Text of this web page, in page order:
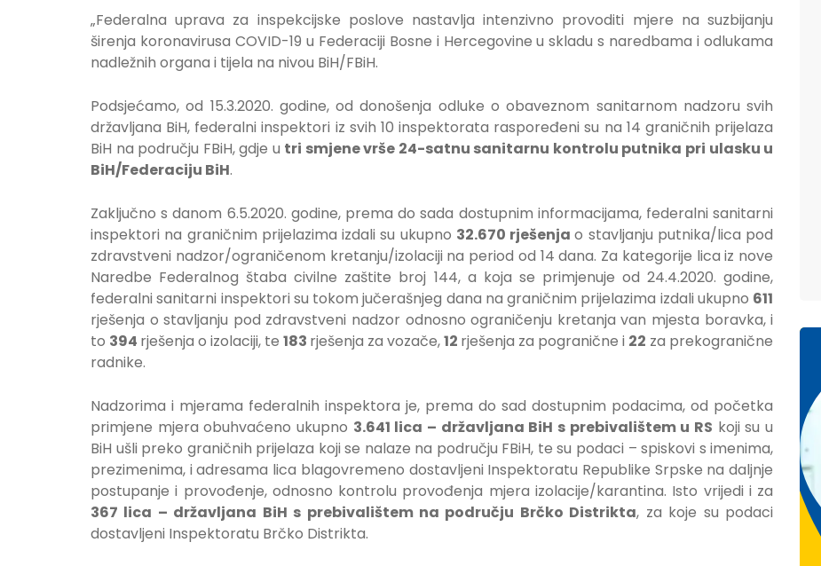
„Federalna uprava za inspekcijske poslove nastavlja intenzivno provoditi mjere na suzbijanju
širenja koronavirusa COVID-19 u Federaciji Bosne i Hercegovine u skladu s naredbama i odlukama
nadležnih organa i tijela na nivou BiH/FBiH.
Podsjećamo, od 15.3.2020. godine, od donošenja odluke o obaveznom sanitarnom nadzoru svih
državljana BiH, federalni inspektori iz svih 10 inspektorata raspoređeni su na 14 graničnih prijelaza
BiH na području FBiH, gdje u tri smjene vrše 24-satnu sanitarnu kontrolu putnika pri ulasku u
BiH/Federaciju BiH.
Zaključno s danom 6.5.2020. godine, prema do sada dostupnim informacijama, federalni sanitarni
inspektori na graničnim prijelazima izdali su ukupno 32.670 rješenjao stavljanju putnika/lica pod
zdravstveni nadzor/ograničenom kretanju/izolaciji na period od 14 dana. Za kategorije lica iz nove
Naredbe Federalnog štaba civilne zaštite broj 144, a koja se primjenuje od 24.4.2020. godine,
federalni sanitarni inspektori su tokom jučerašnjeg dana na graničnim prijelazima izdali ukupno 611
rješenja o stavljanju pod zdravstveni nadzor odnosno ograničenju kretanja van mjesta boravka, i
to 394 rješenja o izolaciji, te183 rješenja za vozače,12 rješenja za pogranične i 22 za prekogranične
radnike.
Nadzorima i mjerama federalnih inspektora je, prema do sad dostupnim podacima, od početka
primjene mjera obuhvaćeno ukupno 3.641 lica – državljana BiH s prebivalištem u RS koji su u
BiH ušli preko graničnih prijelaza koji se nalaze na području FBiH, te su podaci – spiskovi s imenima,
prezimenima, i adresama lica blagovremeno dostavljeni Inspektoratu Republike Srpske na daljnje
postupanje i provođenje, odnosno kontrolu provođenja mjera izolacije/karantina. Isto vrijedi i za
367 lica – državljana BiH s prebivalištem na području Brčko Distrikta, za koje su podaci
dostavljeni Inspektoratu Brčko Distrikta.